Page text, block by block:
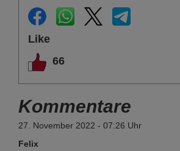
Like
66
Kommentare
27. November 2022 - 07:26 Uhr
Felix